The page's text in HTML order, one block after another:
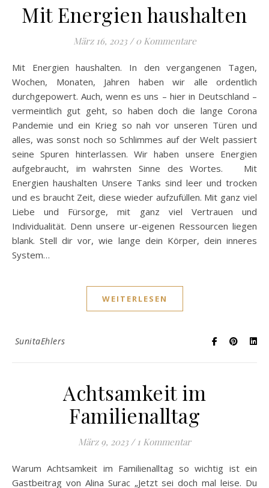
Mit Energien haushalten
März 16, 2023 / 0 Kommentare
Mit Energien haushalten. In den vergangenen Tagen,
Wochen, Monaten, Jahren haben wir alle ordentlich
durchgepowert. Auch, wenn es uns – hier in Deutschland –
vermeintlich gut geht, so haben doch die lange Corona
Pandemie und ein Krieg so nah vor unseren Türen und
alles, was sonst noch so Schlimmes auf der Welt passiert
seine Spuren hinterlassen. Wir haben unsere Energien
aufgebraucht, im wahrsten Sinne des Wortes. Mit
Energien haushalten Unsere Tanks sind leer und trocken
und es braucht Zeit, diese wieder aufzufüllen. Mit ganz viel
Liebe und Fürsorge, mit ganz viel Vertrauen und
Individualität. Denn unsere ur-eigenen Ressourcen liegen
blank. Stell dir vor, wie lange dein Körper, dein inneres
System…
WEITERLESEN
SunitaEhlers
Achtsamkeit im
Familienalltag
März 9, 2023 / 1 Kommentar
Warum Achtsamkeit im Familienalltag so wichtig ist ein
Gastbeitrag von Alina Surac „Jetzt sei doch mal leise. Du